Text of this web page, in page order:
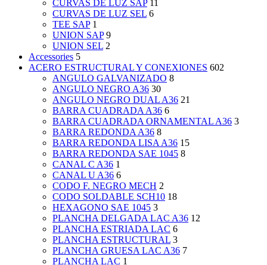
CURVAS DE LUZ SAP 11
CURVAS DE LUZ SEL 6
TEE SAP 1
UNION SAP 9
UNION SEL 2
Accessories 5
ACERO ESTRUCTURAL Y CONEXIONES 602
ANGULO GALVANIZADO 8
ANGULO NEGRO A36 30
ANGULO NEGRO DUAL A36 21
BARRA CUADRADA A36 6
BARRA CUADRADA ORNAMENTAL A36 3
BARRA REDONDA A36 8
BARRA REDONDA LISA A36 15
BARRA REDONDA SAE 1045 8
CANAL C A36 1
CANAL U A36 6
CODO F. NEGRO MECH 2
CODO SOLDABLE SCH10 18
HEXAGONO SAE 1045 3
PLANCHA DELGADA LAC A36 12
PLANCHA ESTRIADA LAC 6
PLANCHA ESTRUCTURAL 3
PLANCHA GRUESA LAC A36 7
PLANCHA LAC 1